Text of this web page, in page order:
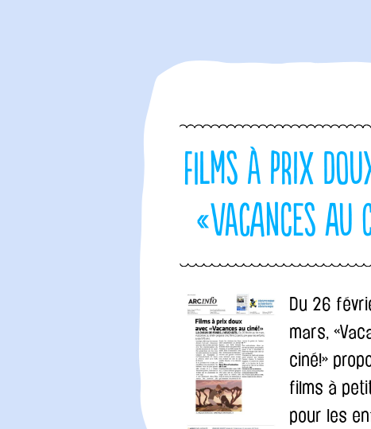
Films à prix
«Vacances au
Du 26
mars,
ciné!»
films à
pour les